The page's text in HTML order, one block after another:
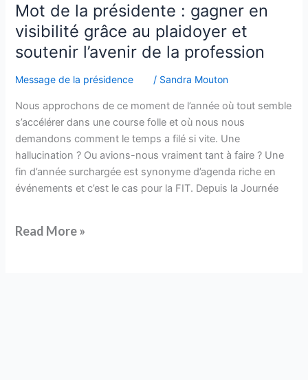
Mot de la présidente : gagner en
visibilité grâce au plaidoyer et
soutenir l’avenir de la profession
Message de la présidence / Sandra Mouton
Nous approchons de ce moment de l’année où tout semble
s’accélérer dans une course folle et où nous nous
demandons comment le temps a filé si vite. Une
hallucination ? Ou avions-nous vraiment tant à faire ? Une
fin d’année surchargée est synonyme d’agenda riche en
événements et c’est le cas pour la FIT. Depuis la Journée
Mot
de
la
présidente
:
en
visibilité
grâce
au
plaidoyer
et
l’avenir
de
Read More »